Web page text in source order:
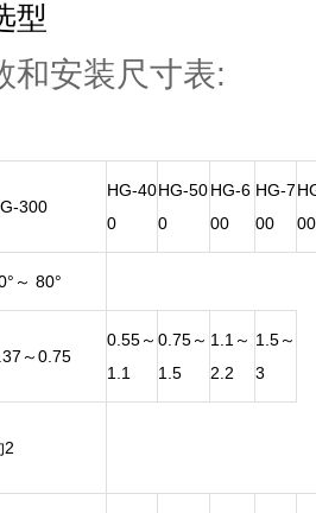
型
和安装尺寸表:
300
HG-40
0
HG-50
0
HG-6
00
HG-7
00
00
～ 80°
～0.75
0.55～
1.1
0.75～
1.5
1.1～
2.2
1.5～
3
2